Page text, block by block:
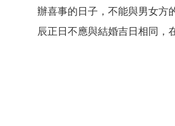
辦喜事的日子，不能與男女方
辰正日不應與結婚吉日相同，